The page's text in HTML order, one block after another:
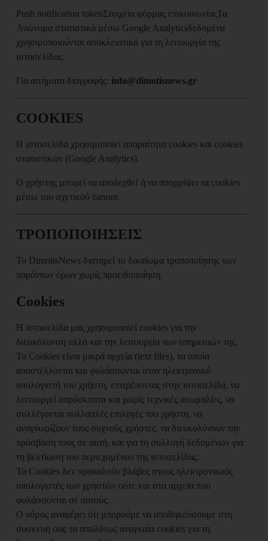
Push notification tokenΣτοιχεία φόρμας επικοινωνίας
Ανώνυμα στατιστικά μέσω Google Analytics
Τα
δεδομένα
χρησιμοποιούνται αποκλειστικά για τη λειτουργία της
ιστοσελίδας.
Για αιτήματα διαγραφής: info@dimotisnews.gr
COOKIES
Η ιστοσελίδα χρησιμοποιεί απαραίτητα cookies και cookies
στατιστικών (Google Analytics).
Ο χρήστης μπορεί να αποδεχθεί ή να απορρίψει τα cookies
μέσω του σχετικού banner.
ΤΡΟΠΟΠΟΙΗΣΕΙΣ
Το DimotisNews διατηρεί το δικαίωμα τροποποίησης των
παρόντων όρων χωρίς προειδοποίηση.
Cookies
Η ιστοσελίδα μας χρησιμοποιεί cookies για την
διευκόλυνση αλλά και την λειτουργία των υπηρεσιών της.
Τα Cookies είναι μικρά αρχεία (text files), τα οποία
απoστέλλονται και φυλάσσονται στον ηλεκτρονικό
υπολογιστή του χρήστη, επιτρέποντας στην ιστοσελίδα, να
λειτουργεί απρόσκοπτα και χωρίς τεχνικές ανωμαλίες, να
συλλέγονται πολλαπλές επιλογές του χρήστη, να
αναγνωρίζουν τους συχνούς χρήστες, να διευκολύνουν την
πρόσβαση τους σε αυτή, και για τη συλλογή δεδομένων για
τη βελτίωση του περιεχομένου της ιστοσελίδας.
Τα Cookies δεν προκαλούν βλάβες στους ηλεκτρονικούς
υπολογιστές των χρηστών ούτε και στα αρχεία που
φυλάσσονται σε αυτούς.
Ο νόμος αναφέρει ότι μπορούμε να αποθηκεύσουμε στη
συσκευή σας τα απολύτως αναγκαία cookies για τη